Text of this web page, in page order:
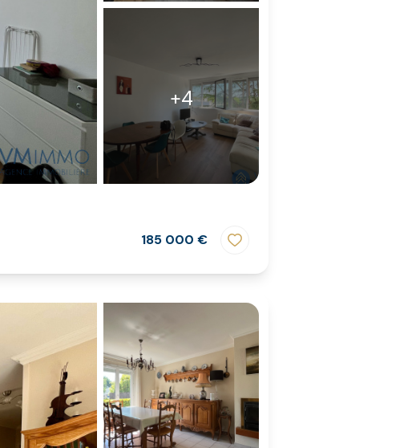
+4
185 000 €